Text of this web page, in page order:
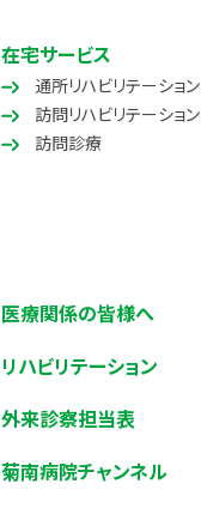
在宅サービス
通所リハビリテーション
訪問リハビリテーション
訪問診療
医療関係の皆様へ
リハビリテーション
外来診察担当表
菊南病院チャンネル